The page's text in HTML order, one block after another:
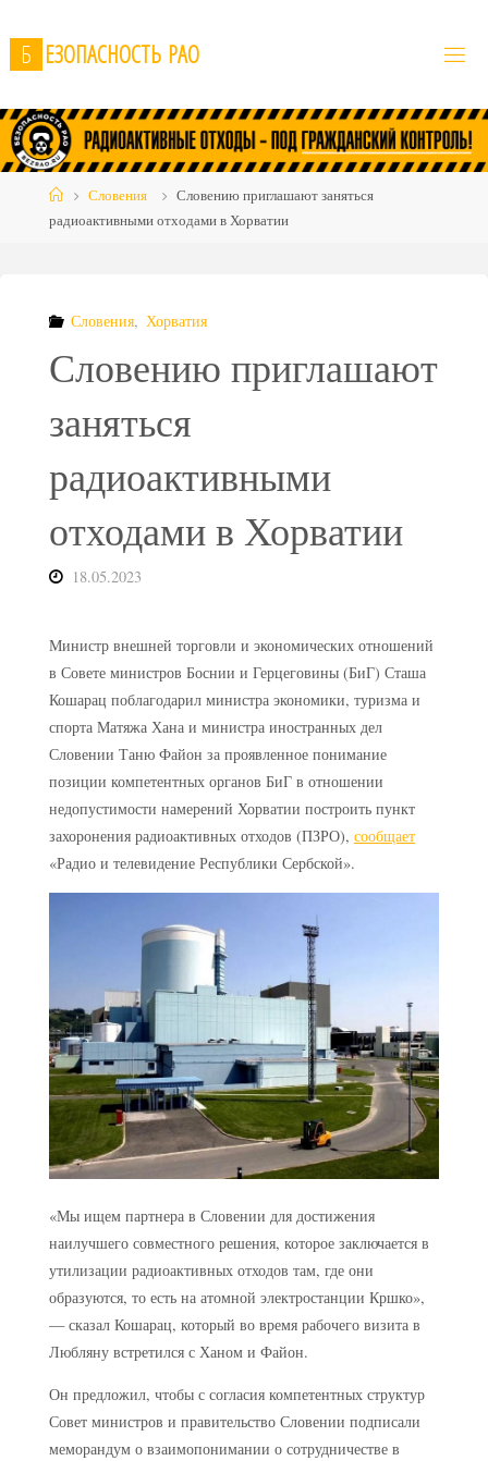
to
content
Б ЕЗОПАСНОСТЬ РАО
HomeСловения
Словению приглашают заняться
радиоактивными отходами в Хорватии
Словения, Хорватия
Словению приглашают
заняться
радиоактивными
отходами в Хорватии
18.05.2023
Министр внешней торговли и экономических отношений
в Совете министров Боснии и Герцеговины (БиГ) Сташа
Кошарац поблагодарил министра экономики, туризма и
спорта Матяжа Хана и министра иностранных дел
Словении Таню Файон за проявленное понимание
позиции компетентных органов БиГ в отношении
недопустимости намерений Хорватии построить пункт
захоронения радиоактивных отходов (ПЗРО), сообщает
«Радио и телевидение Республики Сербской».
«Мы ищем партнера в Словении для достижения
наилучшего совместного решения, которое заключается в
утилизации радиоактивных отходов там, где они
образуются, то есть на атомной электростанции Кршко»,
— сказал Кошарац, который во время рабочего визита в
Любляну встретился с Ханом и Файон.
Он предложил, чтобы с согласия компетентных структур
Совет министров и правительство Словении подписали
меморандум о взаимопонимании о сотрудничестве в